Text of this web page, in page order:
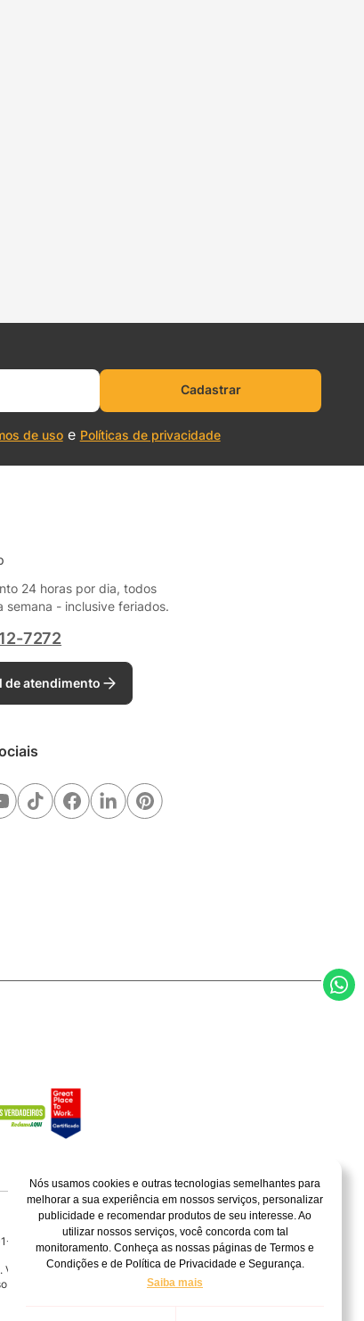
Nós usamos cookies e outras tecnologias semelhantes para
melhorar a sua experiência em nossos serviços, personalizar
publicidade e recomendar produtos de seu interesse. Ao
utilizar nossos serviços, você concorda com tal
monitoramento. Conheça as nossas páginas de Termos e
Condições e de Política de Privacidade e Segurança.
Saiba mais
Cadastrar
de usoe Políticas de privacidade
24 horas por dia, todos
semana - inclusive feriados.
7272
de atendimento
04
sujeitas à análise, confirmação de dados e estoque. As
prévio.